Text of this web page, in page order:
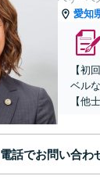
愛知
【初
ベル
【他
電話でお問い合わ